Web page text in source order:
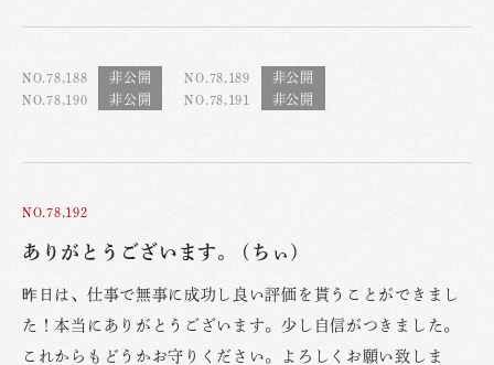
NO.78,188
NO.78,189
NO.78,190
NO.78,191
NO.78,192
ありがとうございます。 (ちぃ)
昨日は、仕事で無事に成功し良い評価を貰うことができまし
た！本当にありがとうございます。少し自信がつきました。
これからもどうかお守りください。よろしくお願い致しま